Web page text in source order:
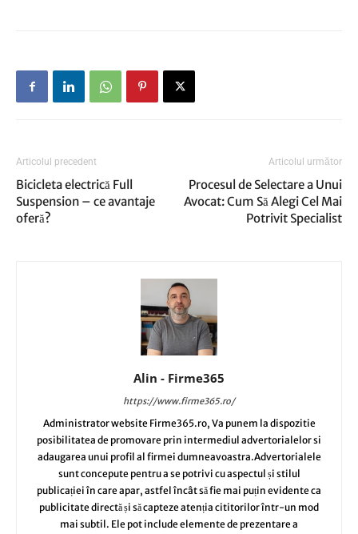
Articolul precedent
Bicicleta electrică Full
Suspension – ce avantaje
oferă?
Articolul următor
Procesul de Selectare a Unui
Avocat: Cum Să Alegi Cel Mai
Potrivit Specialist
Alin - Firme365
https://www.firme365.ro/
Administrator website Firme365.ro, Va punem la dispozitie
posibilitatea de promovare prin intermediul advertorialelor si
adaugarea unui profil al firmei dumneavoastra.Advertorialele
sunt concepute pentru a se potrivi cu aspectul și stilul
publicației în care apar, astfel încât să fie mai puțin evidente ca
publicitate directă și să capteze atenția cititorilor într-un mod
mai subtil. Ele pot include elemente de prezentare a